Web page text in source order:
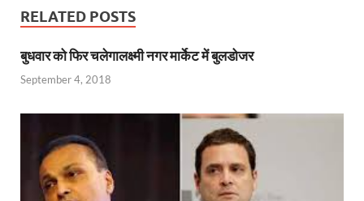
b
o
o
s
A
p
er
a
m
re
ss
RELATED POSTS
बुधवार को फिर चलेगालक्ष्मी नगर मार्केट में बुलडोजर
September 4, 2018